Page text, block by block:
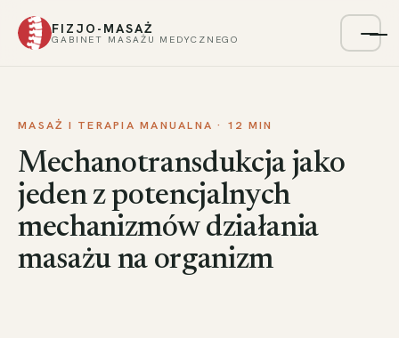
FIZJO-MASAŻ
GABINET MASAŻU MEDYCZNEGO Menu
MASAŻ I TERAPIA MANUALNA · 12 MIN
Mechanotransdukcja jako
jeden z potencjalnych
mechanizmów działania
masażu na organizm